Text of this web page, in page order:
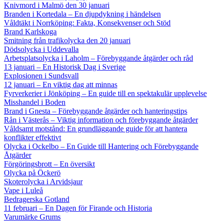
Knivmord i Malmö den 30 januari
Branden i Kortedala – En djupdykning i händelsen
Våldtäkt i Norrköping: Fakta, Konsekvenser och Stöd
Brand Karlskoga
Smitning från trafikolycka den 20 januari
Dödsolycka i Uddevalla
Arbetsplatsolycka i Laholm – Förebyggande åtgärder och råd
13 januari – En Historisk Dag i Sverige
Explosionen i Sundsvall
12 januari – En viktig dag att minnas
Fyrverkerier i Jönköping – En guide till en spektakulär upplevelse
Misshandel i Boden
Brand i Gnesta – Förebyggande åtgärder och hanteringstips
Rån i Västerås – Viktig information och förebyggande åtgärder
Våldsamt motstånd: En grundläggande guide för att hantera
konflikter effektivt
Olycka i Ockelbo – En Guide till Hantering och Förebyggande
Åtgärder
Förgöringsbrott – En översikt
Olycka på Öckerö
Skoterolycka i Arvidsjaur
Vape i Luleå
Bedragerska Gotland
11 februari – En Dagen för Firande och Historia
Varumärke Grums